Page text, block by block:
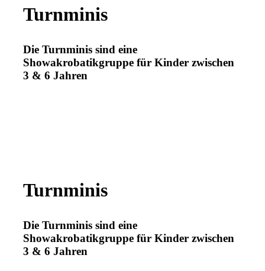
Turnminis
Die Turnminis sind eine
Showakrobatikgruppe für Kinder zwischen
3 & 6 Jahren
Turnminis
Die Turnminis sind eine
Showakrobatikgruppe für Kinder zwischen
3 & 6 Jahren